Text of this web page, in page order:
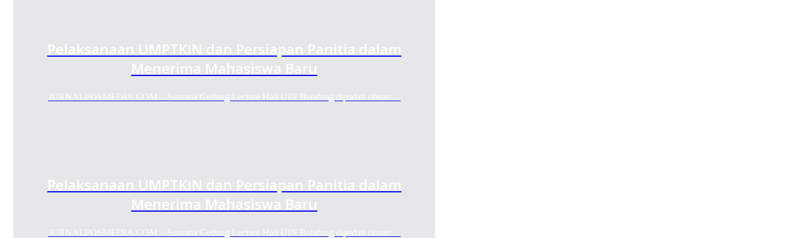
Pelaksanaan UMPTKIN dan Persiapan Panitia dalam
Menerima Mahasiswa Baru
JURNALPOSMEDIA.COM – Suasana Gedung Lecture Hall UIN Bandung dipadati ribuan…
Pelaksanaan UMPTKIN dan Persiapan Panitia dalam
Menerima Mahasiswa Baru
JURNALPOSMEDIA.COM – Suasana Gedung Lecture Hall UIN Bandung dipadati ribuan…